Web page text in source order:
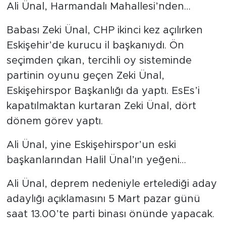
Ali Ünal, Harmandalı Mahallesi’nden…
Babası Zeki Ünal, CHP ikinci kez açılırken
Eskişehir’de kurucu il başkanıydı. Ön
seçimden çıkan, tercihli oy sisteminde
partinin oyunu geçen Zeki Ünal,
Eskişehirspor Başkanlığı da yaptı. EsEs’i
kapatılmaktan kurtaran Zeki Ünal, dört
dönem görev yaptı.
Ali Ünal, yine Eskişehirspor’un eski
başkanlarından Halil Ünal’ın yeğeni…
Ali Ünal, deprem nedeniyle ertelediği aday
adaylığı açıklamasını 5 Mart pazar günü
saat 13.00’te parti binası önünde yapacak.